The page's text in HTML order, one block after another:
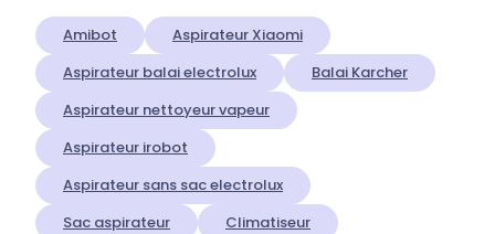
Amibot
Aspirateur Xiaomi
Aspirateur balai electrolux
Balai Karcher
Aspirateur nettoyeur vapeur
Aspirateur irobot
Aspirateur sans sac electrolux
Sac aspirateur
Climatiseur